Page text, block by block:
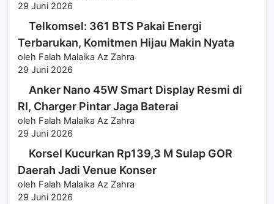
29 Juni 2026
Telkomsel: 361 BTS Pakai Energi
Terbarukan, Komitmen Hijau Makin Nyata
oleh Falah Malaika Az Zahra
29 Juni 2026
Anker Nano 45W Smart Display Resmi di
RI, Charger Pintar Jaga Baterai
oleh Falah Malaika Az Zahra
29 Juni 2026
Korsel Kucurkan Rp139,3 M Sulap GOR
Daerah Jadi Venue Konser
oleh Falah Malaika Az Zahra
29 Juni 2026